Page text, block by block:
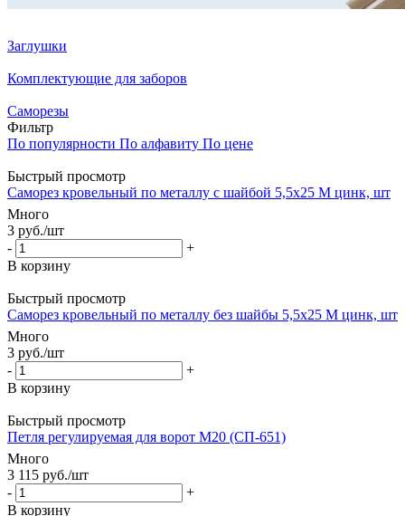
Заглушки
Комплектующие для заборов
Саморезы
Фильтр
По популярности По алфавиту По цене
Быстрый просмотр
Саморез кровельный по металлу с шайбой 5,5x25 М цинк, шт
Много
3 руб./шт
-
+
В корзину
Быстрый просмотр
Саморез кровельный по металлу без шайбы 5,5x25 М цинк, шт
Много
3 руб./шт
-
+
В корзину
Быстрый просмотр
Петля регулируемая для ворот М20 (СП-651)
Много
3 115 руб./шт
-
+
В корзину